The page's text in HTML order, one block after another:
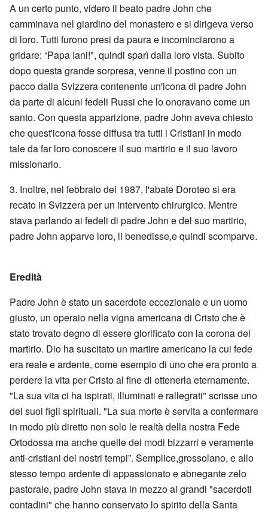
A un certo punto, videro il beato padre John che
camminava nel giardino del monastero e si dirigeva verso
di loro. Tutti furono presi da paura e incominciarono a
gridare: “Papa Iani!", quindi sparì dalla loro vista. Subito
dopo questa grande sorpresa, venne il postino con un
pacco dalla Svizzera contenente un'icona di padre John
da parte di alcuni fedeli Russi che lo onoravano come un
santo. Con questa apparizione, padre John aveva chiesto
che quest'icona fosse diffusa tra tutti i Cristiani in modo
tale da far loro conoscere il suo martirio e il suo lavoro
missionario.
3. Inoltre, nel febbraio del 1987, l'abate Doroteo si era
recato in Svizzera per un intervento chirurgico. Mentre
stava parlando ai fedeli di padre John e del suo martirio,
padre John apparve loro, li benedisse,e quindi scomparve.
Eredità
Padre John è stato un sacerdote eccezionale e un uomo
giusto, un operaio nella vigna americana di Cristo che è
stato trovato degno di essere glorificato con la corona del
martirio. Dio ha suscitato un martire americano la cui fede
era reale e ardente, come esempio di uno che era pronto a
perdere la vita per Cristo al fine di ottenerla eternamente.
"La sua vita ci ha ispirati, illuminati e rallegrati" scrisse uno
dei suoi figli spirituali. "La sua morte è servita a confermare
in modo più diretto non solo le realtà della nostra Fede
Ortodossa ma anche quelle dei modi bizzarri e veramente
anti-cristiani dei nostri tempi”. Semplice,grossolano, e allo
stesso tempo ardente di appassionato e abnegante zelo
pastorale, padre John stava in mezzo ai grandi "sacerdoti
contadini" che hanno conservato lo spirito della Santa